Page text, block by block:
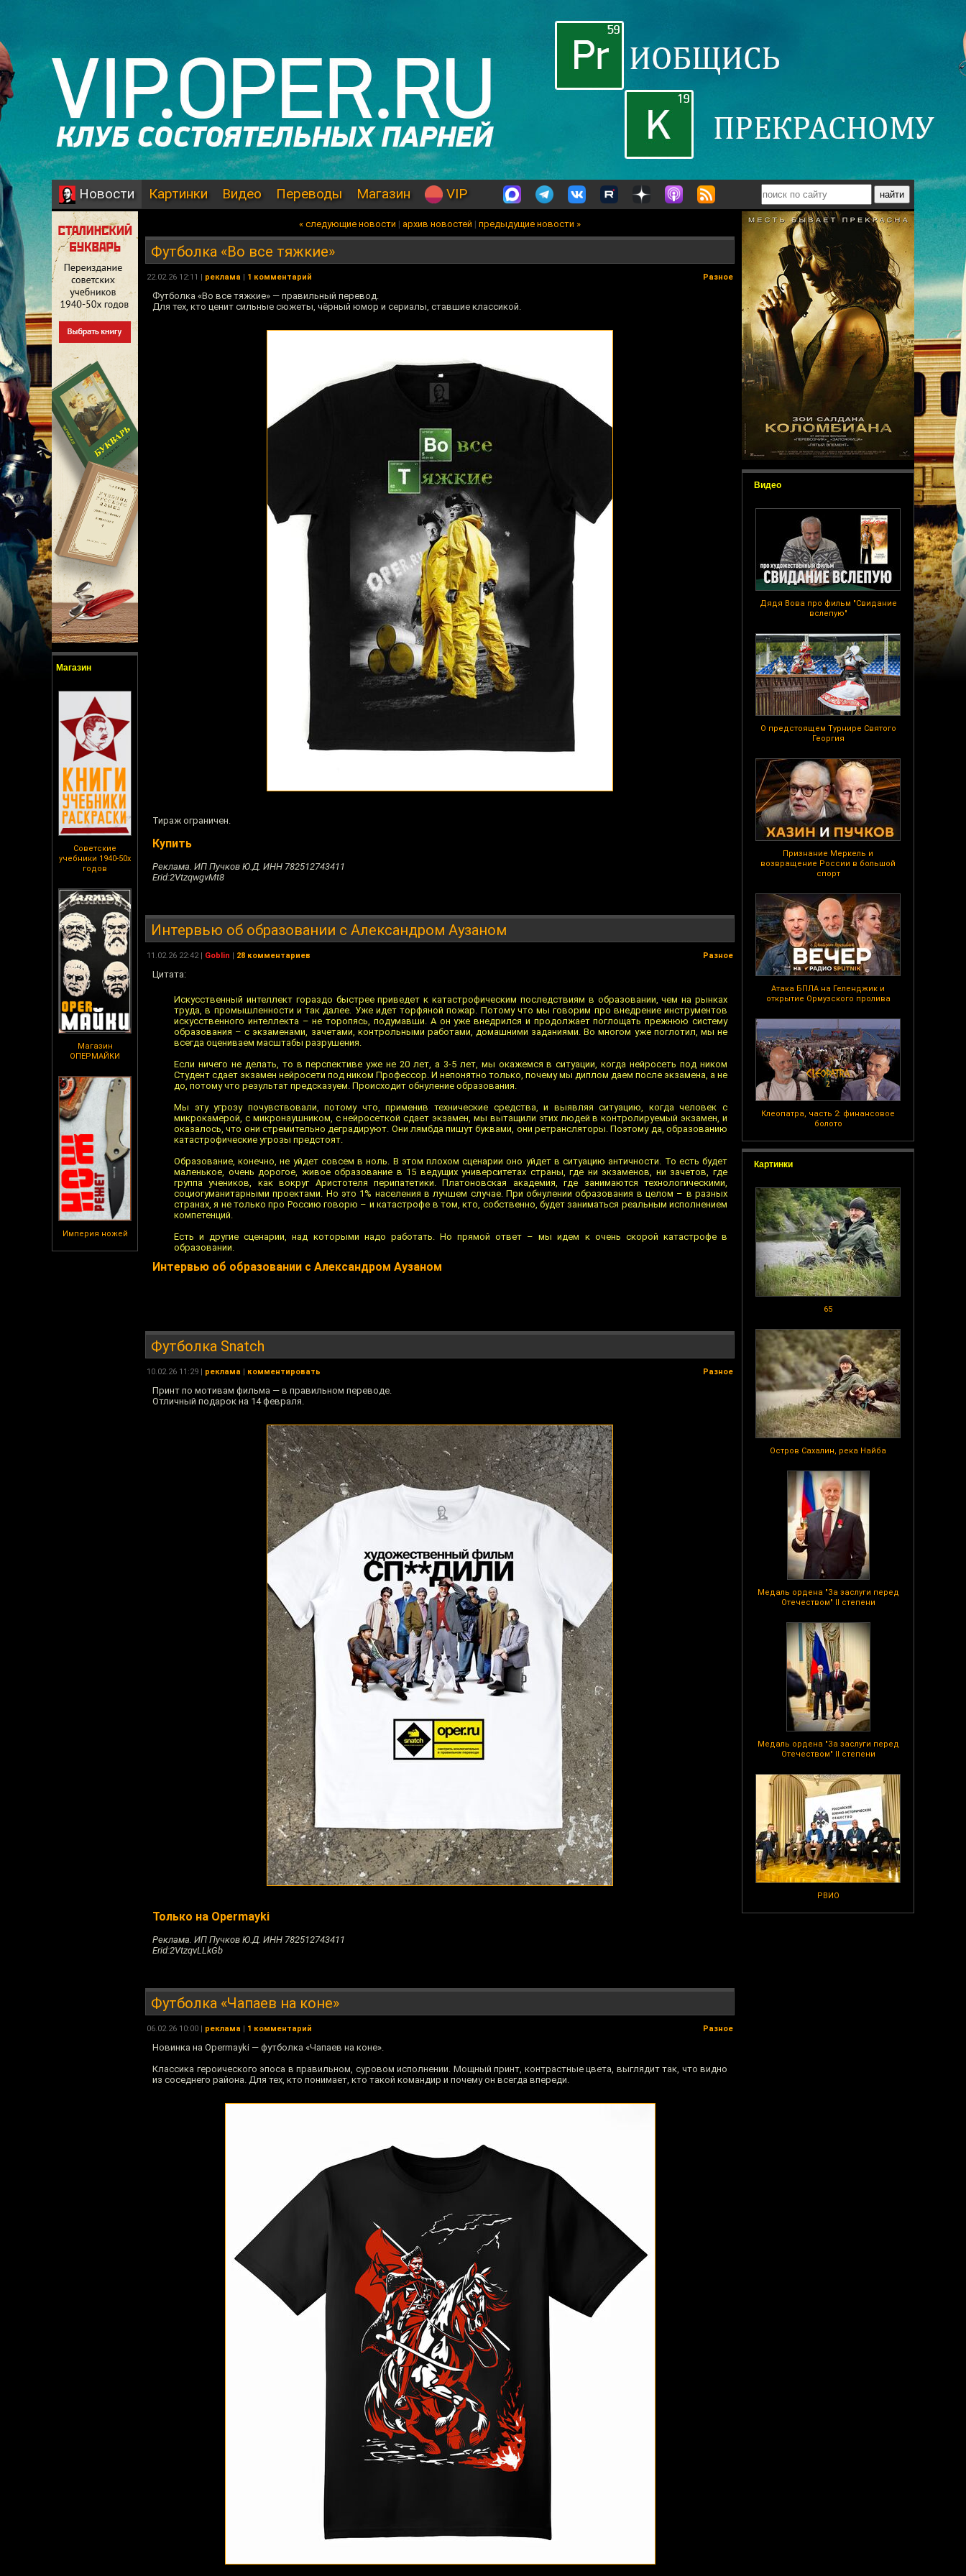
Новости Картинки Видео Переводы Магазин VIP
Магазин
Советские
учебники 1940-50х
годов
Магазин
ОПЕРМАЙКИ
Империя ножей
Видео
Дядя Вова про фильм "Свидание
вслепую"
О предстоящем Турнире Святого
Георгия
Признание Меркель и
возвращение России в большой
спорт
Атака БПЛА на Геленджик и
открытие Ормузского пролива
Клеопатра, часть 2: финансовое
болото
Картинки
65
Остров Сахалин, река Найба
Медаль ордена "За заслуги перед
Отечеством" II степени
Медаль ордена "За заслуги перед
Отечеством" II степени
РВИО
« следующие новости | архив новостей | предыдущие новости »
Футболка «Во все тяжкие»
22.02.26 12:11 | реклама | 1 комментарий Разное
Футболка «Во все тяжкие» — правильный перевод.
Для тех, кто ценит сильные сюжеты, чёрный юмор и сериалы, ставшие классикой.
Тираж ограничен.
Купить
Реклама. ИП Пучков Ю.Д. ИНН 782512743411
Erid:2VtzqwgvMt8
Интервью об образовании с Александром Аузаном
11.02.26 22:42 | Goblin | 28 комментариев Разное
Цитата:
Искусственный интеллект гораздо быстрее приведет к катастрофическим последствиям в образовании, чем на рынках
труда, в промышленности и так далее. Уже идет торфяной пожар. Потому что мы говорим про внедрение инструментов
искусственного интеллекта – не торопясь, подумавши. А он уже внедрился и продолжает поглощать прежнюю систему
образования – с экзаменами, зачетами, контрольными работами, домашними заданиями. Во многом уже поглотил, мы не
всегда оцениваем масштабы разрушения.
Если ничего не делать, то в перспективе уже не 20 лет, а 3-5 лет, мы окажемся в ситуации, когда нейросеть под ником
Студент сдает экзамен нейросети под ником Профессор. И непонятно только, почему мы диплом даем после экзамена, а не
до, потому что результат предсказуем. Происходит обнуление образования.
Мы эту угрозу почувствовали, потому что, применив технические средства, и выявляя ситуацию, когда человек с
микрокамерой, с микронаушником, с нейросеткой сдает экзамен, мы вытащили этих людей в контролируемый экзамен, и
оказалось, что они стремительно деградируют. Они лямбда пишут буквами, они ретрансляторы. Поэтому да, образованию
катастрофические угрозы предстоят.
Образование, конечно, не уйдет совсем в ноль. В этом плохом сценарии оно уйдет в ситуацию античности. То есть будет
маленькое, очень дорогое, живое образование в 15 ведущих университетах страны, где ни экзаменов, ни зачетов, где
группа учеников, как вокруг Аристотеля перипатетики. Платоновская академия, где занимаются технологическими,
социогуманитарными проектами. Но это 1% населения в лучшем случае. При обнулении образования в целом – в разных
странах, я не только про Россию говорю – и катастрофе в том, кто, собственно, будет заниматься реальным исполнением
компетенций.
Есть и другие сценарии, над которыми надо работать. Но прямой ответ – мы идем к очень скорой катастрофе в
образовании.
Интервью об образовании с Александром Аузаном
Футболка Snatch
10.02.26 11:29 | реклама | комментировать Разное
Принт по мотивам фильма — в правильном переводе.
Отличный подарок на 14 февраля.
Только на Opermayki
Реклама. ИП Пучков Ю.Д. ИНН 782512743411
Erid:2VtzqvLLkGb
Футболка «Чапаев на коне»
06.02.26 10:00 | реклама | 1 комментарий Разное
Новинка на Opermayki — футболка «Чапаев на коне».
Классика героического эпоса в правильном, суровом исполнении. Мощный принт, контрастные цвета, выглядит так, что видно
из соседнего района. Для тех, кто понимает, кто такой командир и почему он всегда впереди.